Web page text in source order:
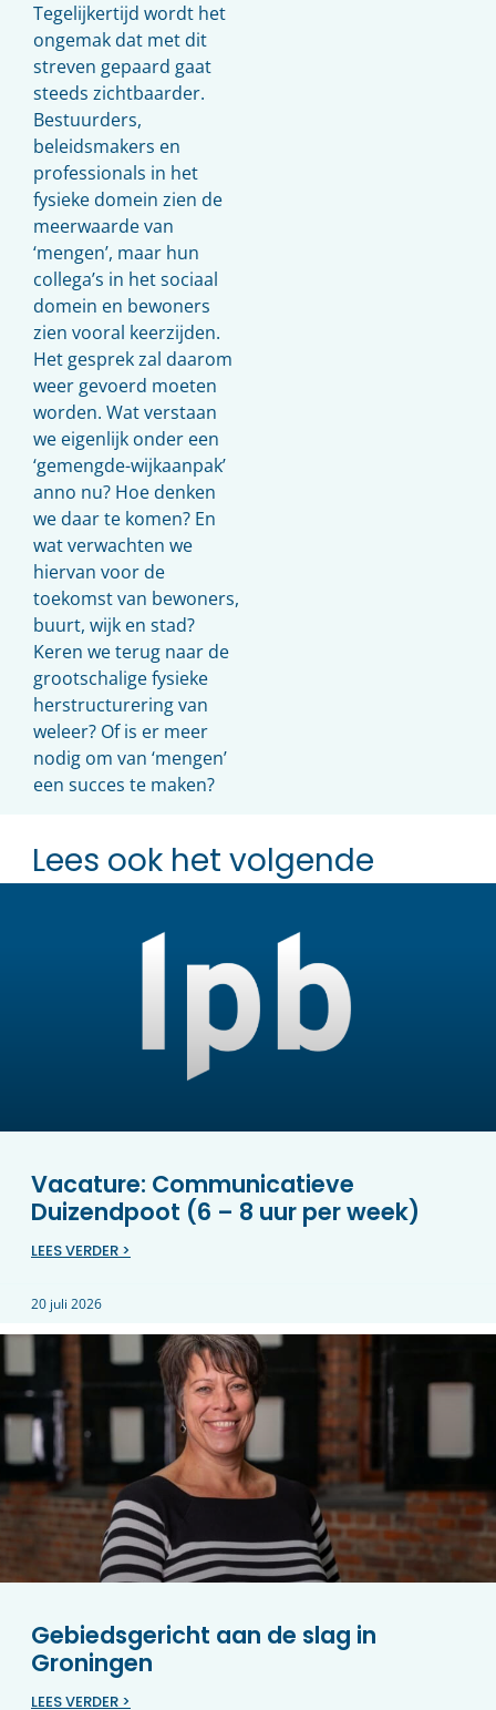
Tegelijkertijd wordt het
ongemak dat met dit
streven gepaard gaat
steeds zichtbaarder.
Bestuurders,
beleidsmakers en
professionals in het
fysieke domein zien de
meerwaarde van
‘mengen’, maar hun
collega’s in het sociaal
domein en bewoners
zien vooral keerzijden.
Het gesprek zal daarom
weer gevoerd moeten
worden. Wat verstaan
we eigenlijk onder een
‘gemengde-wijkaanpak’
anno nu? Hoe denken
we daar te komen? En
wat verwachten we
hiervan voor de
toekomst van bewoners,
buurt, wijk en stad?
Keren we terug naar de
grootschalige fysieke
herstructurering van
weleer? Of is er meer
nodig om van ‘mengen’
een succes te maken?
Lees ook het volgende
Vacature: Communicatieve
Duizendpoot (6 – 8 uur per week)
LEES VERDER >
20 juli 2026
Gebiedsgericht aan de slag in
Groningen
LEES VERDER >